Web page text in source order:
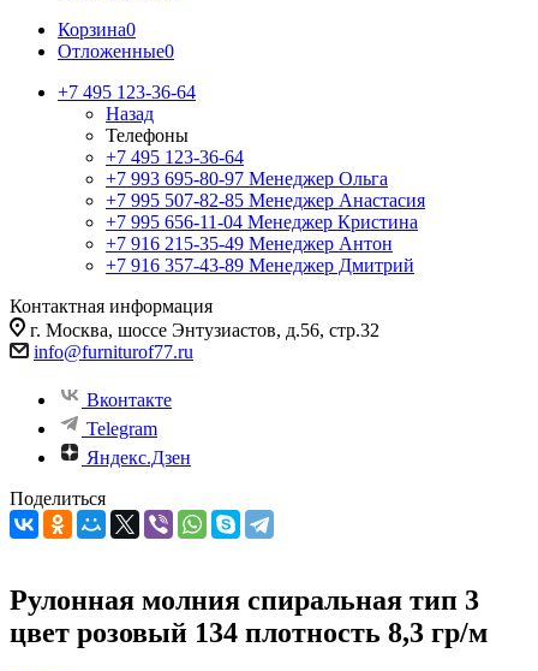
Корзина0
Отложенные0
+7 495 123-36-64
Назад
Телефоны
+7 495 123-36-64
+7 993 695-80-97 Менеджер Ольга
+7 995 507-82-85 Менеджер Анастасия
+7 995 656-11-04 Менеджер Кристина
+7 916 215-35-49 Менеджер Антон
+7 916 357-43-89 Менеджер Дмитрий
Контактная информация
г. Москва, шоссе Энтузиастов, д.56, стр.32
info@furniturof77.ru
Вконтакте
Telegram
Яндекс.Дзен
Поделиться
Рулонная молния спиральная тип 3
цвет розовый 134 плотность 8,3 гр/м